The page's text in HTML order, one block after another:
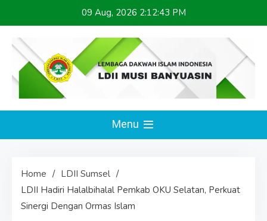
to
content
09 Aug, 2026 2:12:43 PM
LDII MUSI BANYUASIN
Menu
Home
LDII Sumsel
LDII Hadiri Halalbihalal Pemkab OKU Selatan, Perkuat
Sinergi Dengan Ormas Islam